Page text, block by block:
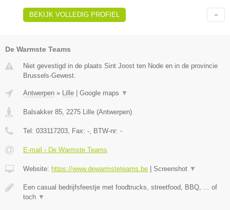
BEKIJK VOLLEDIG PROFIEL
De Warmste Teams
Niet gevestigd in de plaats Sint Joost ten Node en in de provincie
Brussels-Gewest.
Antwerpen » Lille Google maps ▼
Balsakker 85, 2275 Lille (Antwerpen)
Tel: 033117203, Fax: -, BTW-nr: -
E-mail › De Warmste Teams
Website: https://www.dewarmsteteams.be Screenshot ▼
Een casual bedrijfsfeestje met foodtrucks, streetfood, BBQ, ... of
toch ▼